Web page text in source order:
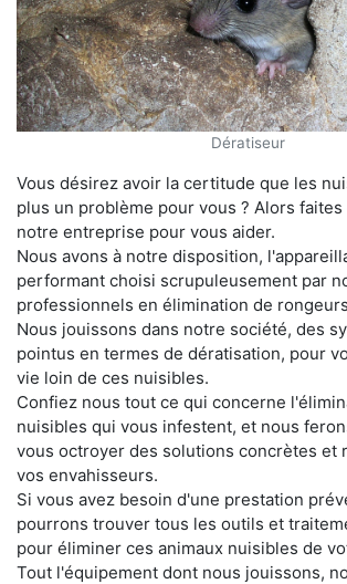
Dératiseur
Vous désirez avoir la certitude que les
plus un problème pour vous ? Alors
notre entreprise pour vous aider.
Nous avons à notre disposition,
performant choisi scrupuleusement par
professionnels en élimination de
Nous jouissons dans notre société, des
pointus en termes de dératisation, pour
vie loin de ces nuisibles.
Confiez nous tout ce qui concerne
nuisibles qui vous infestent, et nous
vous octroyer des solutions concrètes et
vos envahisseurs.
Si vous avez besoin d'une prestation
pourrons trouver tous les outils et
pour éliminer ces animaux nuisibles de
Tout l'équipement dont nous jouissons,